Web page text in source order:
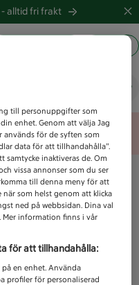
alltid fri frakt
till personuppgifter som
enhet. Genom att välja Jag
används för de syften som
data för att tillhandahålla”.
samtycke inaktiveras de. Om
vissa annonser som du ser
till denna meny för att
som helst genom att klicka
ned på webbsidan. Dina val
Mer information finns i vår
för att tillhandahålla:
en enhet. Använda
profiler för personaliserad